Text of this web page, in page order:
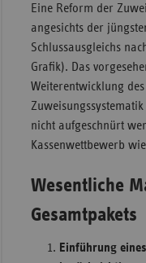
Eine Reform der
angesichts der
Schlussausgleichs
Grafik). Das
Weiterentwicklung
nicht aufgeschnürt
Kassenwettbewerb
Wesentliche
Gesamtpakets
Einführung